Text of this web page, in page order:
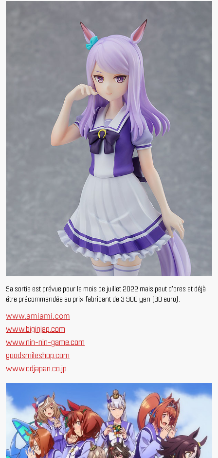
Sa sortie est prévue pour le mois de juillet 2022 mais peut d'ores et déjà
être précommandée au prix fabricant de 3 900 yen (30 euro).
www.amiami.com
www.biginjap.com
www.nin-nin-game.com
goodsmileshop.com
www.cdjapan.co.jp